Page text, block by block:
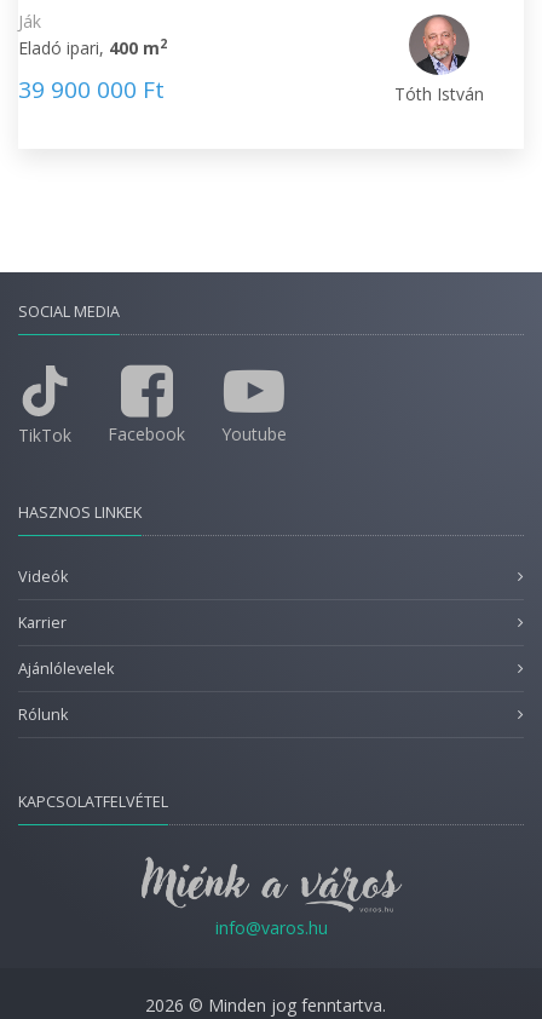
Ják
Eladó ipari, 400 m2
39 900 000 Ft Tóth István
SOCIAL MEDIA
TikTok Facebook Youtube
HASZNOS LINKEK
Videók
Karrier
Ajánlólevelek
Rólunk
KAPCSOLATFELVÉTEL
info@varos.hu
2026 © Minden jog fenntartva.